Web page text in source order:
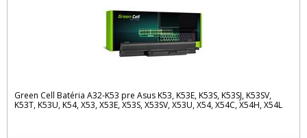
Green Cell Batéria A32-K53 pre Asus K53, K53E, K53S, K53SJ, K53SV,
K53T, K53U, K54, X53, X53E, X53S, X53SV, X53U, X54, X54C, X54H, X54L